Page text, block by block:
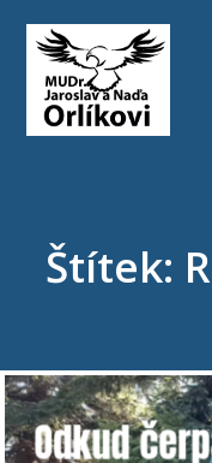
Štítek: